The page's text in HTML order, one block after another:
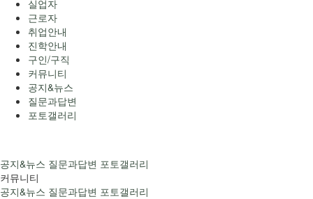
실업자
근로자
취업안내
진학안내
구인/구직
커뮤니티
공지&뉴스
질문과답변
포토갤러리
공지&뉴스 질문과답변 포토갤러리
커뮤니티
공지&뉴스 질문과답변 포토갤러리